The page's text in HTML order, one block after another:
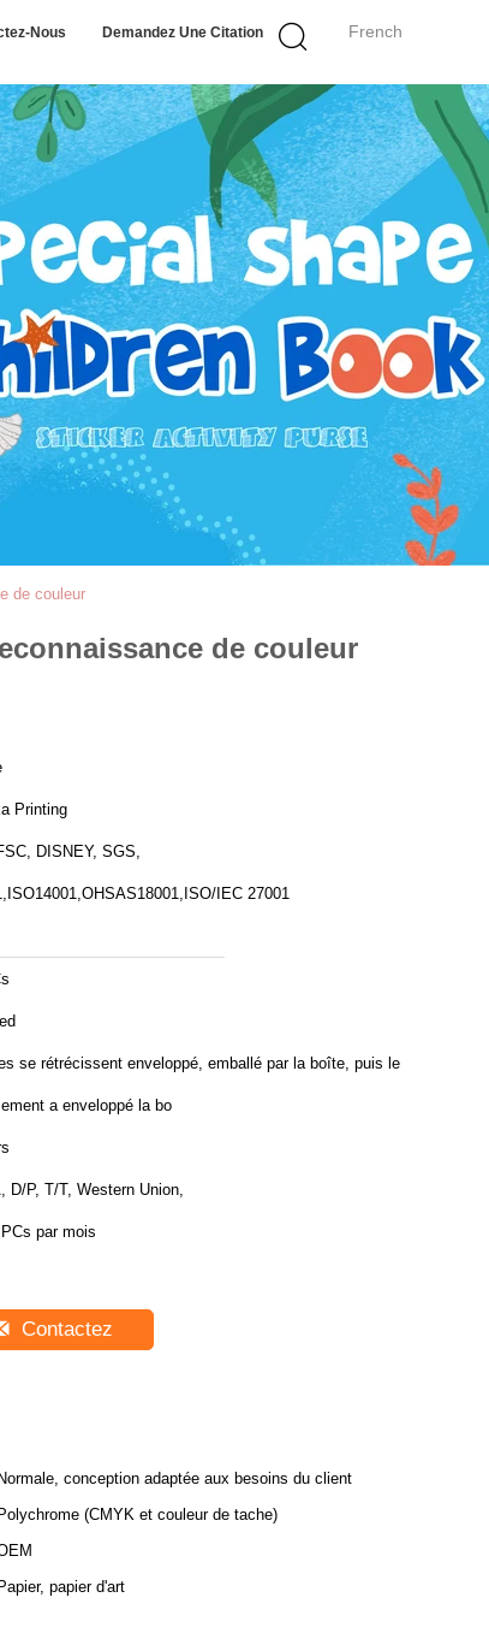
French
Nous Demandez Une Citation
de couleur
de couleur
Printing
DISNEY, SGS,
IEC 27001
se rétrécissent enveloppé, emballé par la boîte, puis le
a enveloppé la bo
D/P, T/T, Western Union,
par mois
Contactez
Normale, conception adaptée aux besoins du client
Polychrome (CMYK et couleur de tache)
Papier, papier d'art